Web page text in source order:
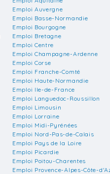
Emploi Auvergne
Emploi Basse-Normandie
Emploi Bourgogne
Emploi Bretagne
Emploi Centre
Emploi Champagne-Ardenne
Emploi Corse
Emploi Franche-Comté
Emploi Haute-Normandie
Emploi Ile-de-France
Emploi Languedoc-Roussillon
Emploi Limousin
Emploi Lorraine
Emploi Midi-Pyrénées
Emploi Nord-Pas-de-Calais
Emploi Pays de la Loire
Emploi Picardie
Emploi Poitou-Charentes
Emploi Provence-Alpes-Côte-